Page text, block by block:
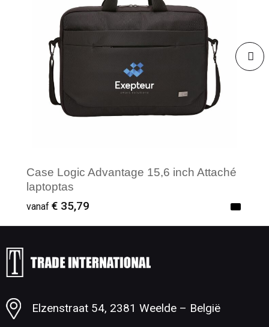
Case Logic Advantage 15,6 inch Attaché
laptoptas
vanaf € 35,79
Minimale afname: 1
Elzenstraat 54, 2381 Weelde – België